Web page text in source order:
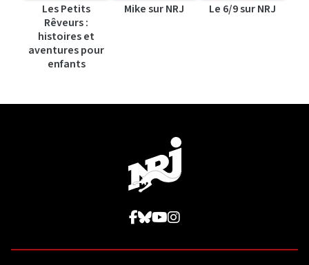
Les Petits
Rêveurs :
histoires et
aventures pour
enfants
Mike sur NRJ Le 6/9 sur NRJ